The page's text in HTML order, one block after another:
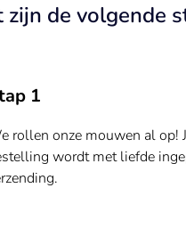
zijn de volgende
1
rollen onze mouwen al op!
wordt met liefde